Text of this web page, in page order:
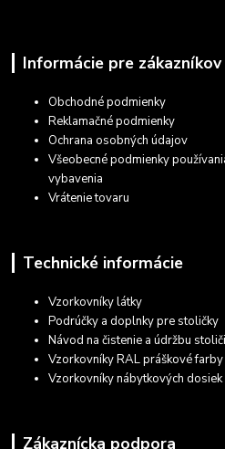
Informácie pre zákazníkov
Obchodné podmienky
Reklamačné podmienky
Ochrana osobných údajov
Všeobecné podmienky
vybavenia
Vrátenie tovaru
Technické informácie
Vzorkovníky látky
Podrúčky a doplnky pre stoličky
Návod na čistenie a údržbu
Vzorkovníky RAL práškové farby
Vzorkovníky nábytkových dosiek
Zákaznícka podpora